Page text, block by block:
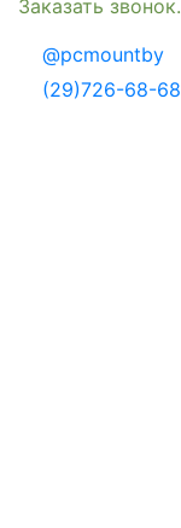
Заказать звонок.
@pcmountby
(29)726-68-68